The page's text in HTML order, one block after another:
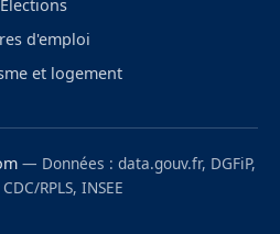
Élections
d'emploi
et logement
— Données : data.gouv.fr, DGFiP,
RPLS, INSEE